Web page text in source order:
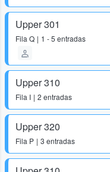
Upper 301
Fila Q 1 - 5 entradas
Upper 310
Fila I 2 entradas
Upper 320
Fila P 3 entradas